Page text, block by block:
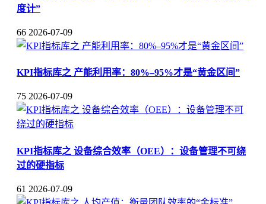
度计”
66 2026-07-09
KPI指标库之 产能利用率：80%–95%才是“黄金区间”
75 2026-07-09
KPI指标库之 设备综合效率（OEE）：设备管理不可绕
过的硬指标
61 2026-07-09